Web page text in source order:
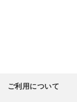
ご利用について